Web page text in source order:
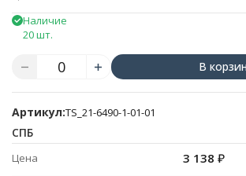
Наличие
20 шт.
В
Артикул:TS_21-6490-1-01-01
СПБ
Цена 3 138 ₽